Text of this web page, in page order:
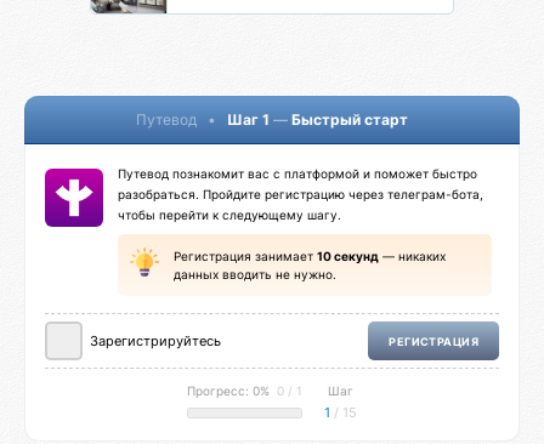
Путевод • Шаг 1 — Быстрый старт
Путевод познакомит вас с платформой и поможет быстро
разобраться. Пройдите регистрацию через телеграм-бота,
чтобы перейти к следующему шагу.
Регистрация занимает 10 секунд — никаких
данных вводить не нужно.
Зарегистрируйтесь РЕГИСТРАЦИЯ
Прогресс: 0% 0 / 1 Шаг
1 / 15